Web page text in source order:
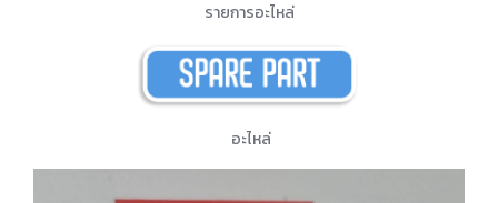
รายการอะไหล่
อะไหล่